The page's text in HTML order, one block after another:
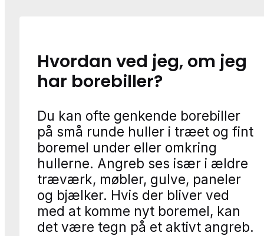
Hvordan ved jeg, om jeg
har borebiller?
Du kan ofte genkende borebiller
på små runde huller i træet og fint
boremel under eller omkring
hullerne. Angreb ses især i ældre
træværk, møbler, gulve, paneler
og bjælker. Hvis der bliver ved
med at komme nyt boremel, kan
det være tegn på et aktivt angreb.